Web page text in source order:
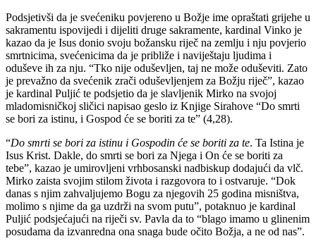
Podsjetivši da je svećeniku povjereno u Božje ime opraštati grijehe u
sakramentu ispovijedi i dijeliti druge sakramente, kardinal Vinko je
kazao da je Isus donio svoju božansku riječ na zemlju i nju povjerio
smrtnicima, svećenicima da je približe i naviještaju ljudima i
oduševe ih za nju. “Tko nije oduševljen, taj ne može oduševiti. Zato
je prevažno da svećenik zrači oduševljenjem za Božju riječ”, kazao
je kardinal Puljić te podsjetio da je slavljenik Mirko na svojoj
mladomisničkoj sličici napisao geslo iz Knjige Sirahove “Do smrti
se bori za istinu, i Gospod će se boriti za te” (4,28).
“Do smrti se bori za istinu i Gospodin će se boriti za te. Ta Istina je
Isus Krist. Dakle, do smrti se bori za Njega i On će se boriti za
tebe”, kazao je umirovljeni vrhbosanski nadbiskup dodajući da vlč.
Mirko zaista svojim stilom života i razgovora to i ostvaruje. “Dok
danas s njim zahvaljujemo Bogu za njegovih 25 godina misništva,
molimo s njime da ga uzdrži na svom putu”, potaknuo je kardinal
Puljić podsjećajući na riječi sv. Pavla da to “blago imamo u glinenim
posudama da izvanredna ona snaga bude očito Božja, a ne od nas”.